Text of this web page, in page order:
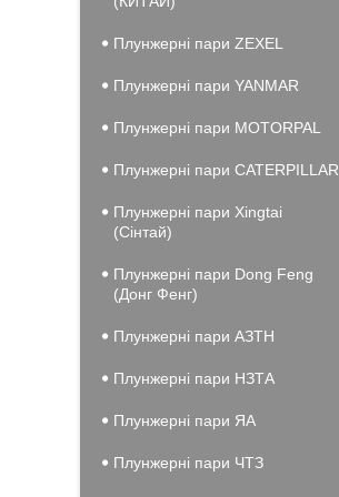
Плунжерні пари ZEXEL
Плунжерні пари YANMAR
Плунжерні пари MOTORPAL
Плунжерні пари CATERPILLAR
Плунжерні пари Xingtai
(Сінтай)
Плунжерні пари Dong Feng
(Донг Фенг)
Плунжерні пари АЗТН
Плунжерні пари НЗТА
Плунжерні пари ЯА
Плунжерні пари ЧТЗ